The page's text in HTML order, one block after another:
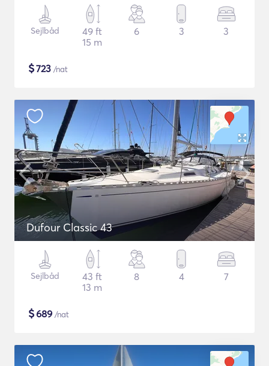
Sejlbåd
49 ft
15 m
6 3 3
$723 /nat
Dufour Classic 43
Sejlbåd
43 ft
13 m
8 4 7
$689 /nat